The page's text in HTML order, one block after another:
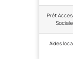
Prêt
Sociale
Aides